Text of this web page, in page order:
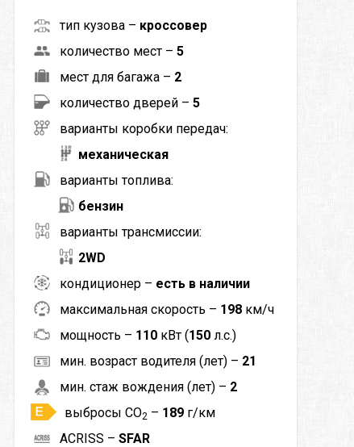
тип кузова – кроссовер
количество мест – 5
мест для багажа – 2
количество дверей – 5
варианты коробки передач:
механическая
варианты топлива:
бензин
варианты трансмиссии:
2WD
кондиционер – есть в наличии
максимальная скорость – 198 км/ч
мощность – 110 кВт (150л.с.)
мин. возраст водителя (лет) – 21
мин. стаж вождения (лет) – 2
выбросы CO2 – 189 г/км
ACRISS – SFAR